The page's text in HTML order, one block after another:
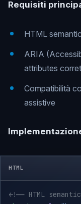
Requisiti
HTML
ARIA
attributes
Compatibilità
assistive
HTML